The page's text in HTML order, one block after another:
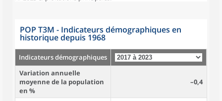
POP T3M - Indicateurs démographiques en
historique depuis 1968
Indicateurs démographiques
Variation annuelle
moyenne de la population
en %
–0,4